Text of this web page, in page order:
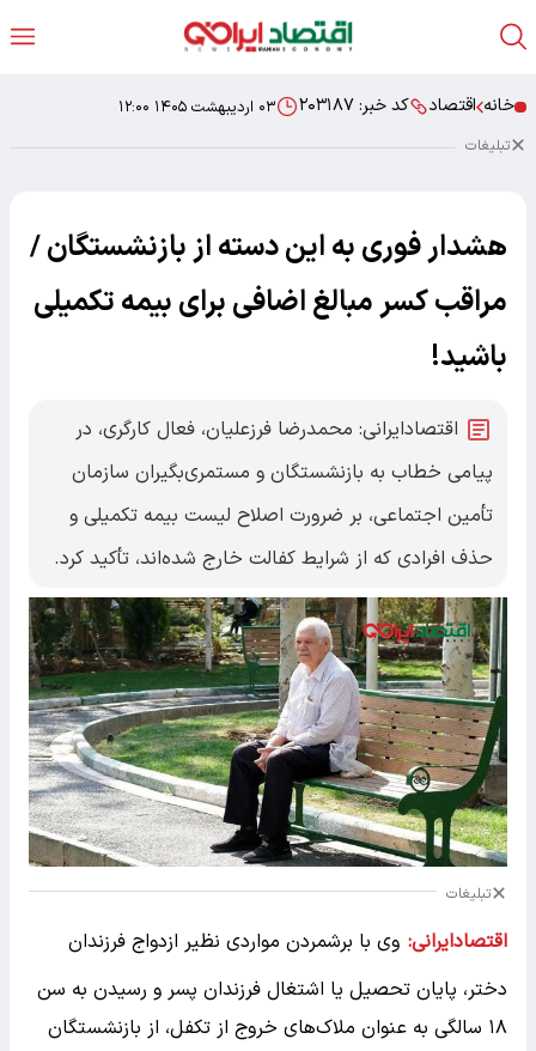
خانه اقتصاد کد خبر: ۲۰۳۱۸۷ ۰۳ اردیبهشت ۱۴۰۵ ۱۲:۰۰
تبلیغات
هشدار فوری به این دسته از بازنشستگان /
مراقب کسر مبالغ اضافی برای بیمه تکمیلی
باشید!
اقتصادایرانی: محمدرضا فرزعلیان، فعال کارگری، در
پیامی خطاب به بازنشستگان و مستمری‌بگیران سازمان
تأمین اجتماعی، بر ضرورت اصلاح لیست بیمه تکمیلی و
حذف افرادی که از شرایط کفالت خارج شده‌اند، تأکید کرد.
تبلیغات
اقتصادایرانی: وی با برشمردن مواردی نظیر ازدواج فرزندان
دختر، پایان تحصیل یا اشتغال فرزندان پسر و رسیدن به سن
۱۸ سالگی به عنوان ملاک‌های خروج از تکفل، از بازنشستگان